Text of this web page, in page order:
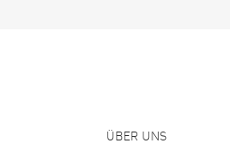
ÜBER UNS